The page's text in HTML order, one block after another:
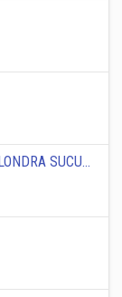
WORLDWIDE CLINICAL TRIALS LIMITED LONDRA SUCURSALA BUCURESTI